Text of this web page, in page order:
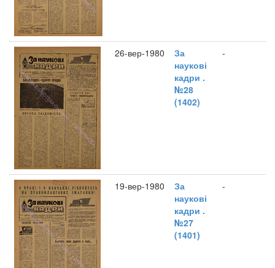
26-вер-1980
За
наукові
кадри .
№28
(1402)
-
19-вер-1980
За
наукові
кадри .
№27
(1401)
-